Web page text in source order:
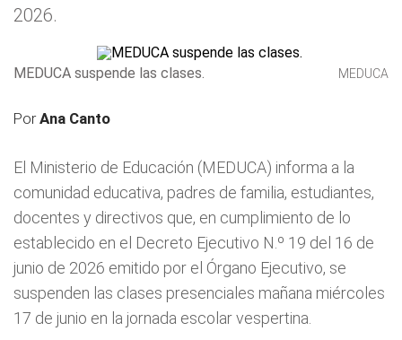
2026.
MEDUCA suspende las clases. MEDUCA
PorAna Canto
El Ministerio de Educación (MEDUCA) informa a la
comunidad educativa, padres de familia, estudiantes,
docentes y directivos que, en cumplimiento de lo
establecido en el Decreto Ejecutivo N.º 19 del 16 de
junio de 2026 emitido por el Órgano Ejecutivo, se
suspenden las clases presenciales mañana miércoles
17 de junio en la jornada escolar vespertina.